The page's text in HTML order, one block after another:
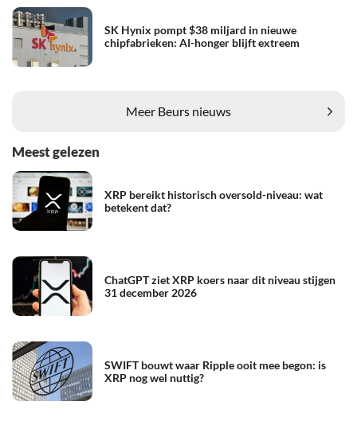
SK Hynix pompt $38 miljard in nieuwe
chipfabrieken: AI-honger blijft extreem
Meer Beurs nieuws
Meest gelezen
XRP bereikt historisch oversold-niveau: wat
betekent dat?
ChatGPT ziet XRP koers naar dit niveau stijgen
31 december 2026
SWIFT bouwt waar Ripple ooit mee begon: is
XRP nog wel nuttig?